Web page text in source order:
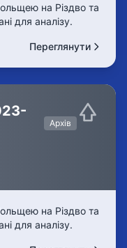
на Різдво та
для аналізу.
Переглянути
Архів
на Різдво та
для аналізу.